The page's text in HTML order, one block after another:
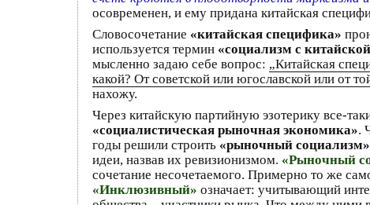
осовременен, и ему придана китайская
Словосочетание «китайская специфика»
используется термин «социализм с
мысленно задаю себе вопрос: „Китайская
какой? От советской или югославской или от
нахожу.
Через китайскую партийную эзотерику все-
«социалистическая рыночная экономика».
годы решили строить «рыночный социализм»
идеи, назвав их ревизионизмом. «Рыночный
сочетание несочетаемого. Примерно то же
«Инклюзивный» означает: учитывающий